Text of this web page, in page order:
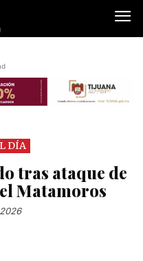
DÍA
tras ataque de
Matamoros